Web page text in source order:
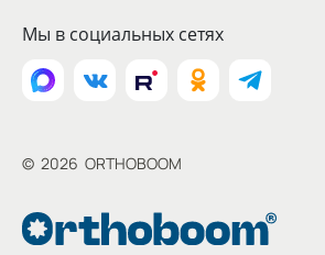
Мы в социальных сетях
© 2026 ORTHOBOOM